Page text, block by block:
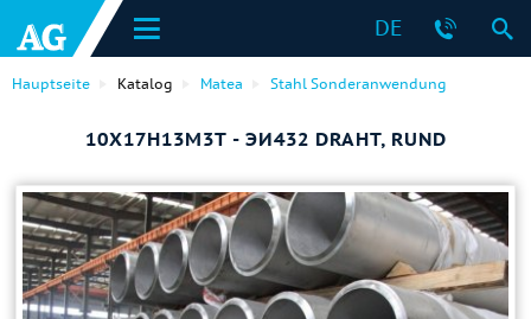
DE
Hauptseite Katalog Matea Stahl Sonderanwendung
10Х17Н13М3Т - ЭИ432 DRAHT, RUND